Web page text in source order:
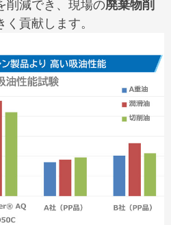
削減でき、現場の廃棄物削
く貢献します。